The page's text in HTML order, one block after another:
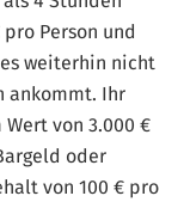
Person und
weiterhin nicht
ankommt. Ihr
von 3.000 €
oder
von 100 € pro